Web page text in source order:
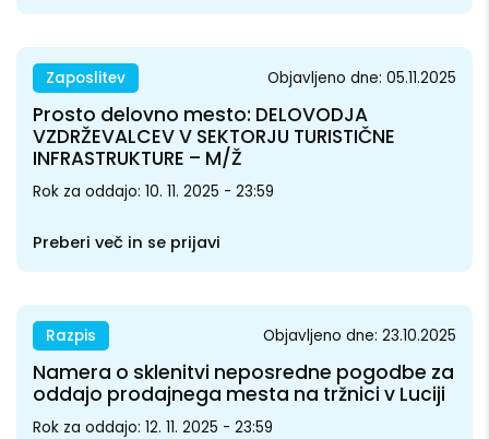
Zaposlitev Objavljeno dne: 05.11.2025
Prosto delovno mesto: DELOVODJA
VZDRŽEVALCEV V SEKTORJU TURISTIČNE
INFRASTRUKTURE – M/Ž
Rok za oddajo: 10. 11. 2025 - 23:59
Preberi več in se prijavi
Razpis Objavljeno dne: 23.10.2025
Namera o sklenitvi neposredne pogodbe za
oddajo prodajnega mesta na tržnici v Luciji
Rok za oddajo: 12. 11. 2025 - 23:59